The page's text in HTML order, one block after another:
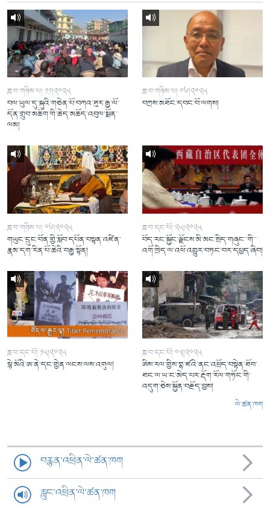
ཟླ་བ་གཉིས་པ། ༡༡།༢༠༢༥
བལ་ཡུལ་དུ་སྐུའི་གཅེན་པོ་བཀའ་ཟུར་རྒྱ་ལོ་
དོན་གྲུབ་མཆོག་གི་ཆེད་མཆོད་འབུལ་སྨོན་
ལམ།
ཟླ་བ་གཉིས་པ། ༠༦།༢༠༢༥
བཀྲས་མཐོང་དབང་བོ་ལགས།
ཟླ་བ་གཉིས་པ། ༠༦།༢༠༢༥
གཡུང་དྲུང་བོན་གྱི་སློབ་དཔོན་བསྟན་འཛིན་
རྣམ་དག་རིན་པོ་ཆེའི་བརྒྱ་སྟོན།
ཟླ་བ་དང་པོ། ༢༥།༢༠༢༥
བོད་རང་སྐྱོང་ལྗོངས་མི་མང་སྲིད་གཞུང་་གི་་
འགོ་ཁྲིད་ལ་འཕོ་འགྱུར་བཏང་བར་དཔྱད་ཞིབ།
ཟླ་བ་དང་པོ། ༡༥།༢༠༢༥
སྙེ་མོའི་ཨ་ནེ་དང་གྱེན་ལངས་ལས་འགུལ།
ཟླ་བ་དང་པོ། ༠༣།༢༠༢༥
ཨིས་རལ་གྱིས་གྷ་ཛའི་ནང་འཕྲོད་བསྟེན་ཐོབ་
ཐང་ལ་ཡ་ང་མེད་པར་རྡོག་རོལ་གཏོང་གི་
འདུག་ཅེས་སྐྱོན་བརྗོད་བྱས།
ལེ་ཚན་ཁག
བརྙན་འཕྲིན་ལེ་ཚན་ཁག
རླུང་འཕྲིན་ལེ་ཚན་ཁག